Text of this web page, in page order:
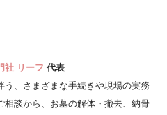
社 リーフ 代表
う、さまざまな手続きや現場の実務
相談から、お墓の解体・撤去、納骨